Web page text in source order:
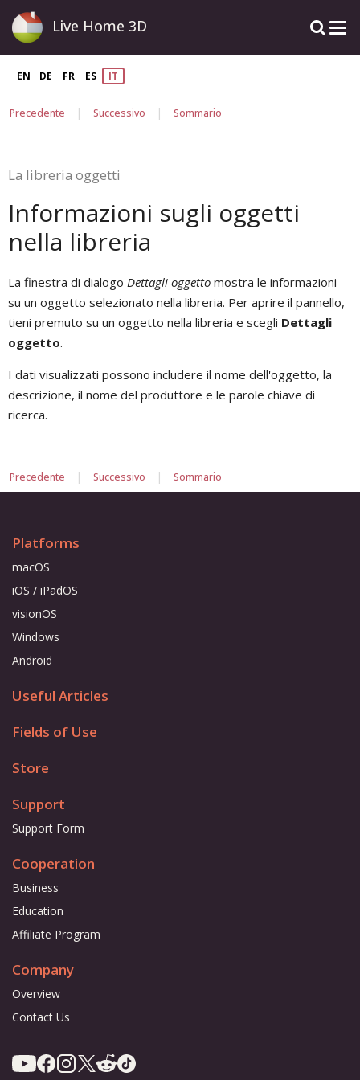
Live Home 3D
EN DE FR ES IT
Precedente | Successivo | Sommario
La libreria oggetti
Informazioni sugli oggetti
nella libreria
La finestra di dialogo Dettagli oggetto mostra le informazioni
su un oggetto selezionato nella libreria. Per aprire il pannello,
tieni premuto su un oggetto nella libreria e scegli Dettagli
oggetto.
I dati visualizzati possono includere il nome dell'oggetto, la
descrizione, il nome del produttore e le parole chiave di
ricerca.
Precedente | Successivo | Sommario
Platforms
macOS
iOS / iPadOS
visionOS
Windows
Android
Useful Articles
Fields of Use
Store
Support
Support Form
Cooperation
Business
Education
Affiliate Program
Company
Overview
Contact Us